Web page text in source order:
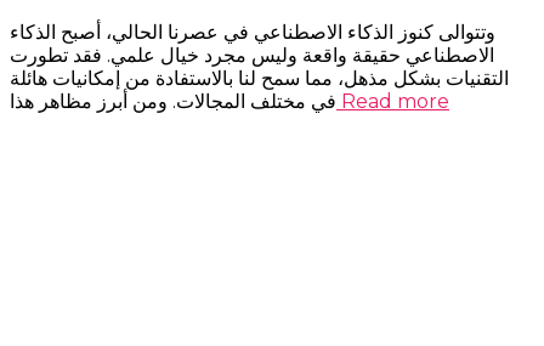
وتتوالى كنوز الذكاء الاصطناعي في عصرنا الحالي، أصبح الذكاء
الاصطناعي حقيقة واقعة وليس مجرد خيال علمي. فقد تطورت
التقنيات بشكل مذهل، مما سمح لنا بالاستفادة من إمكانيات هائلة
في مختلف المجالات. ومن أبرز مظاهر هذا Read more